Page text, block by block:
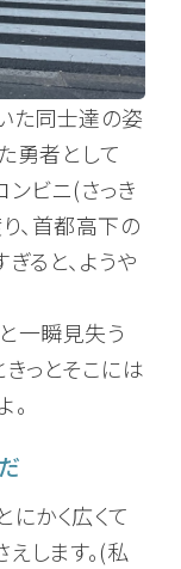
た同士達の姿
勇者として
ビニ(さっき
、首都高下の
ると、ようや
一瞬見失う
っとそこには
かく広くて
します。(私